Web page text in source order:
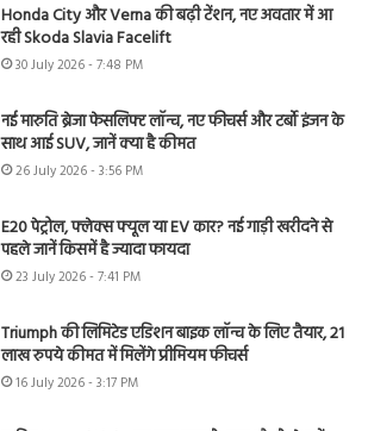
Honda City और Verna की बढ़ी टेंशन, नए अवतार में आ
रही Skoda Slavia Facelift
30 July 2026 - 7:48 PM
नई मारुति ब्रेजा फेसलिफ्ट लॉन्च, नए फीचर्स और टर्बो इंजन के
साथ आई SUV, जानें क्या है कीमत
26 July 2026 - 3:56 PM
E20 पेट्रोल, फ्लेक्स फ्यूल या EV कार? नई गाड़ी खरीदने से
पहले जानें किसमें है ज्यादा फायदा
23 July 2026 - 7:41 PM
Triumph की लिमिटेड एडिशन बाइक लॉन्च के लिए तैयार, 21
लाख रुपये कीमत में मिलेंगे प्रीमियम फीचर्स
16 July 2026 - 3:17 PM